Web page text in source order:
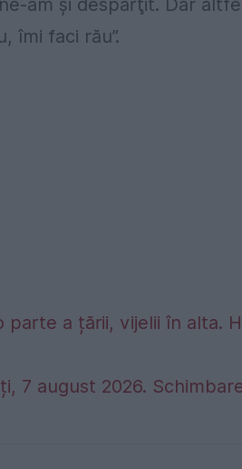
îmi faci rău”.
parte a țării, vijelii în alta.
7 august 2026.